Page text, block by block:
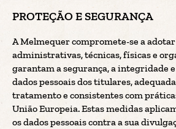
PROTEÇÃO E SEGURANÇA
A Melmequer compromete-se a
administrativas, técnicas, físicas e
garantam a segurança, a integridade
dados pessoais dos titulares,
tratamento e consistentes com
União Europeia. Estas medidas
os dados pessoais contra a sua